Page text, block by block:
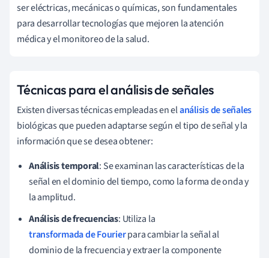
ser eléctricas, mecánicas o químicas, son fundamentales
para desarrollar tecnologías que mejoren la atención
médica y el monitoreo de la salud.
Técnicas para el análisis de señales
Existen diversas técnicas empleadas en elanálisis de señales
biológicas que pueden adaptarse según el tipo de señal y la
información que se desea obtener:
Análisis temporal: Se examinan las características de la
señal en el dominio del tiempo, como la forma de onda y
la amplitud.
Análisis de frecuencias: Utiliza la
transformada de Fourierpara cambiar la señal al
dominio de la frecuencia y extraer la componente